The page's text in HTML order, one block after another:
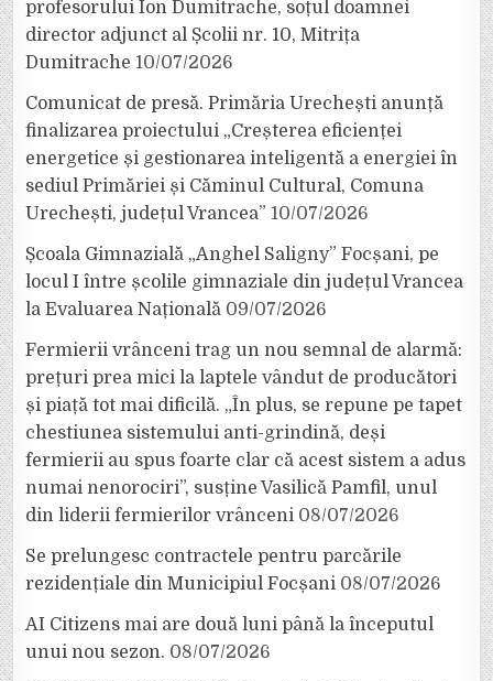
profesorului Ion Dumitrache, soțul doamnei
director adjunct al Școlii nr. 10, Mitrița
Dumitrache 10/07/2026
Comunicat de presă. Primăria Urechești anunță
finalizarea proiectului „Creșterea eficienței
energetice și gestionarea inteligentă a energiei în
sediul Primăriei și Căminul Cultural, Comuna
Urechești, județul Vrancea” 10/07/2026
Școala Gimnazială „Anghel Saligny” Focșani, pe
locul I între școlile gimnaziale din județul Vrancea
la Evaluarea Națională 09/07/2026
Fermierii vrânceni trag un nou semnal de alarmă:
prețuri prea mici la laptele vândut de producători
și piață tot mai dificilă. „În plus, se repune pe tapet
chestiunea sistemului anti-grindină, deși
fermierii au spus foarte clar că acest sistem a adus
numai nenorociri”, susține Vasilică Pamfil, unul
din liderii fermierilor vrânceni 08/07/2026
Se prelungesc contractele pentru parcările
rezidențiale din Municipiul Focșani 08/07/2026
AI Citizens mai are două luni până la începutul
unui nou sezon. 08/07/2026